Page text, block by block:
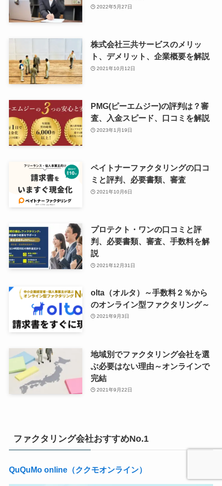
2022年5月27日
株式会社三共サービスのメリッ
ト、デメリット、企業概要を解説
2021年10月12日
PMG(ピーエムジー)の評判は？審
査、入金スピード、口コミを解説
2023年1月19日
ペイトナーファクタリングの口コ
ミと評判、必要書類、審査
2021年10月6日
プロテクト・ワンの口コミと評
判、必要書類、審査、手数料を解
説
2021年12月31日
olta（オルタ）～手数料２％から
のオンライン型ファクタリング～
2021年9月3日
地域別でファクタリング会社を選
ぶ必要はない理由～オンラインで
完結
2021年9月22日
ファクタリング会社おすすめNo.1
QuQuMo online（ククモオンライン）